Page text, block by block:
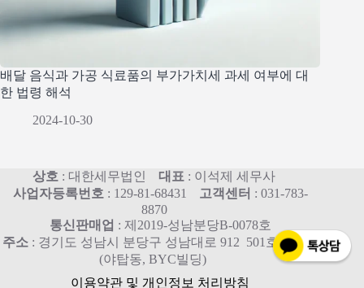
배달 음식과 가공 식료품의 부가가치세 과세 여부에 대
한 법령 해석
2024-10-30
상호 : 대한세무법인 대표 : 이석제 세무사
사업자등록번호 : 129-81-68431 고객센터 : 031-783-
8870
통신판매업 : 제2019-성남분당B-0078호
주소 : 경기도 성남시 분당구 성남대로 912 501호, 515호
(야탑동, BYC빌딩)
이용약관 및 개인정보 처리방침